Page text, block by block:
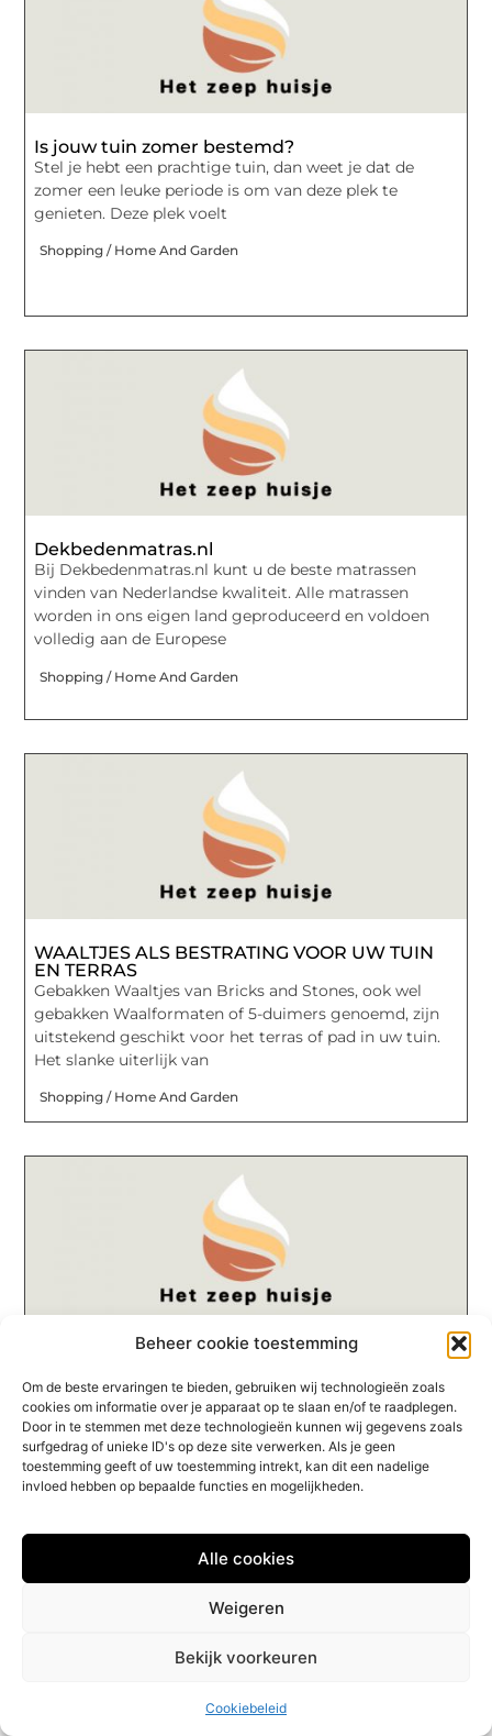
Beheer cookie toestemming
Om de beste ervaringen te bieden, gebruiken wij technologieën zoals
cookies om informatie over je apparaat op te slaan en/of te raadplegen.
Door in te stemmen met deze technologieën kunnen wij gegevens zoals
surfgedrag of unieke ID's op deze site verwerken. Als je geen
toestemming geeft of uw toestemming intrekt, kan dit een nadelige
invloed hebben op bepaalde functies en mogelijkheden.
Alle cookies
Weigeren
Bekijk voorkeuren
Cookiebeleid
Is jouw tuin zomer bestemd?
Stel je hebt een prachtige tuin, dan weet je dat de
zomer een leuke periode is om van deze plek te
genieten. Deze plek voelt
Shopping / Home And Garden
Dekbedenmatras.nl
Bij Dekbedenmatras.nl kunt u de beste matrassen
vinden van Nederlandse kwaliteit. Alle matrassen
worden in ons eigen land geproduceerd en voldoen
volledig aan de Europese
Shopping / Home And Garden
WAALTJES ALS BESTRATING VOOR UW TUIN
EN TERRAS
Gebakken Waaltjes van Bricks and Stones, ook wel
gebakken Waalformaten of 5-duimers genoemd, zijn
uitstekend geschikt voor het terras of pad in uw tuin.
Het slanke uiterlijk van
Shopping / Home And Garden
Een mens is complex
bijzondere lichaam wat de mens is gegeven, hebben
we de capaciteit om een fantastisch leven te
Shopping / Home And Garden